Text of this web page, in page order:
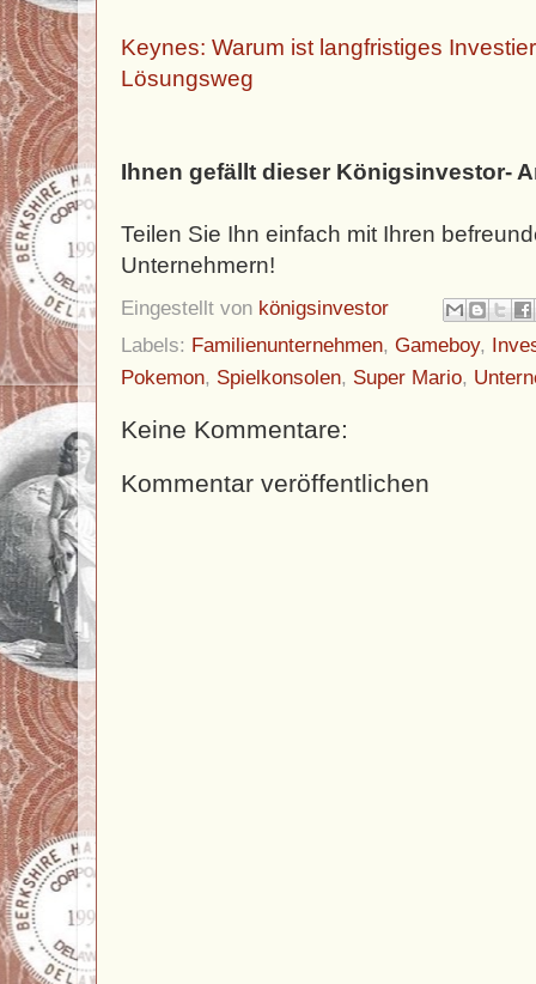
Keynes: Warum ist langfristiges
Lösungsweg
Ihnen gefällt dieser Königsinvestor-
Teilen Sie Ihn einfach mit Ihren
Unternehmern!
Eingestellt von königsinvestor
Labels: Familienunternehmen, Gameboy,
Pokemon, Spielkonsolen, Super Mario,
Keine Kommentare:
Kommentar veröffentlichen